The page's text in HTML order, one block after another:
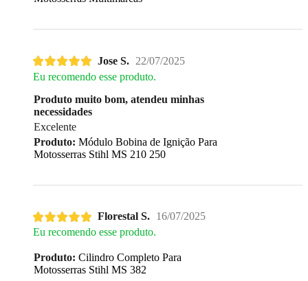
Jose S. 22/07/2025
Eu recomendo esse produto.
Produto muito bom, atendeu minhas
necessidades
Excelente
Produto: Módulo Bobina de Ignição Para
Motosserras Stihl MS 210 250
Florestal S. 16/07/2025
Eu recomendo esse produto.
Produto: Cilindro Completo Para
Motosserras Stihl MS 382